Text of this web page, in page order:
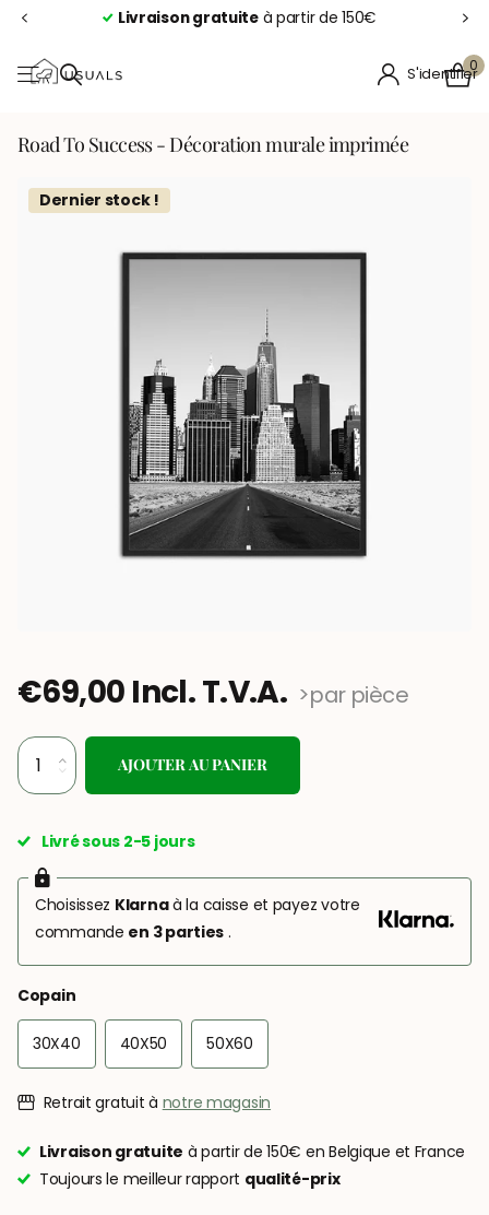
Livraison gratuiteà partir de 150€
S'identifier
0
Road To Success - Décoration murale imprimée
Dernier stock !
€69,00 Incl. T.V.A. >par pièce
AJOUTER AU PANIER
Livré sous 2-5 jours
Choisissez Klarnaà la caisse et payez votre
commande en 3 parties .
Copain
30X40 40X50 50X60
Retrait gratuit à notre magasin
Livraison gratuite à partir de 150€ en Belgique et France
Toujours le meilleur rapport qualité-prix